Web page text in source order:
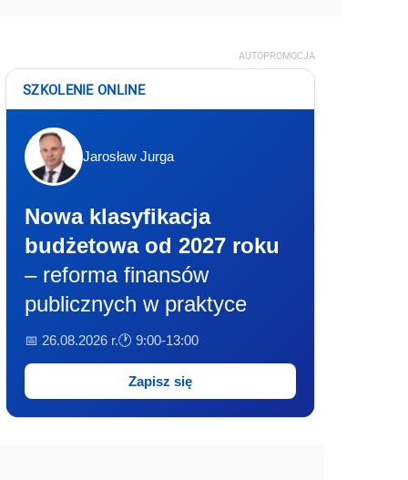
AUTOPROMOCJA
SZKOLENIE ONLINE
Jarosław Jurga
Nowa klasyfikacja
budżetowa od 2027 roku
– reforma finansów
publicznych w praktyce
📅 26.08.2026 r.🕐 9:00-13:00
Zapisz się